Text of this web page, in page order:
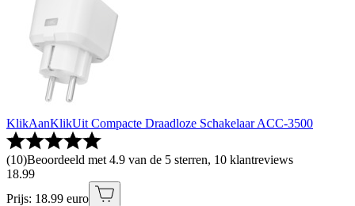
KlikAanKlikUit Compacte Draadloze Schakelaar ACC-3500
(10)Beoordeeld met 4.9 van de 5 sterren, 10 klantreviews
18.99
Prijs: 18.99 euro